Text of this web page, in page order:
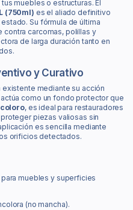
muebles o estructuras. El
(750ml) es el aliado definitivo
Su fórmula de última
contra carcomas, polillas y
de larga duración tanto en
y Curativo
mediante su acción
como un fondo protector que
, es ideal para restauradores
piezas valiosas sin
es sencilla mediante
orificios detectados.
muebles y superficies
(no mancha).